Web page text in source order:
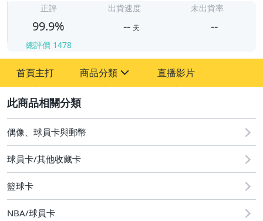
正評
99.9%
總評價 1478
出貨速度
-- 天
未出貨率
--
首頁主打 商品分類
成人專區
偶像、球員卡與郵幣
直播影片
偶像、球員卡與郵幣
球員卡/其他收藏卡
籃球卡
NBA/球員卡